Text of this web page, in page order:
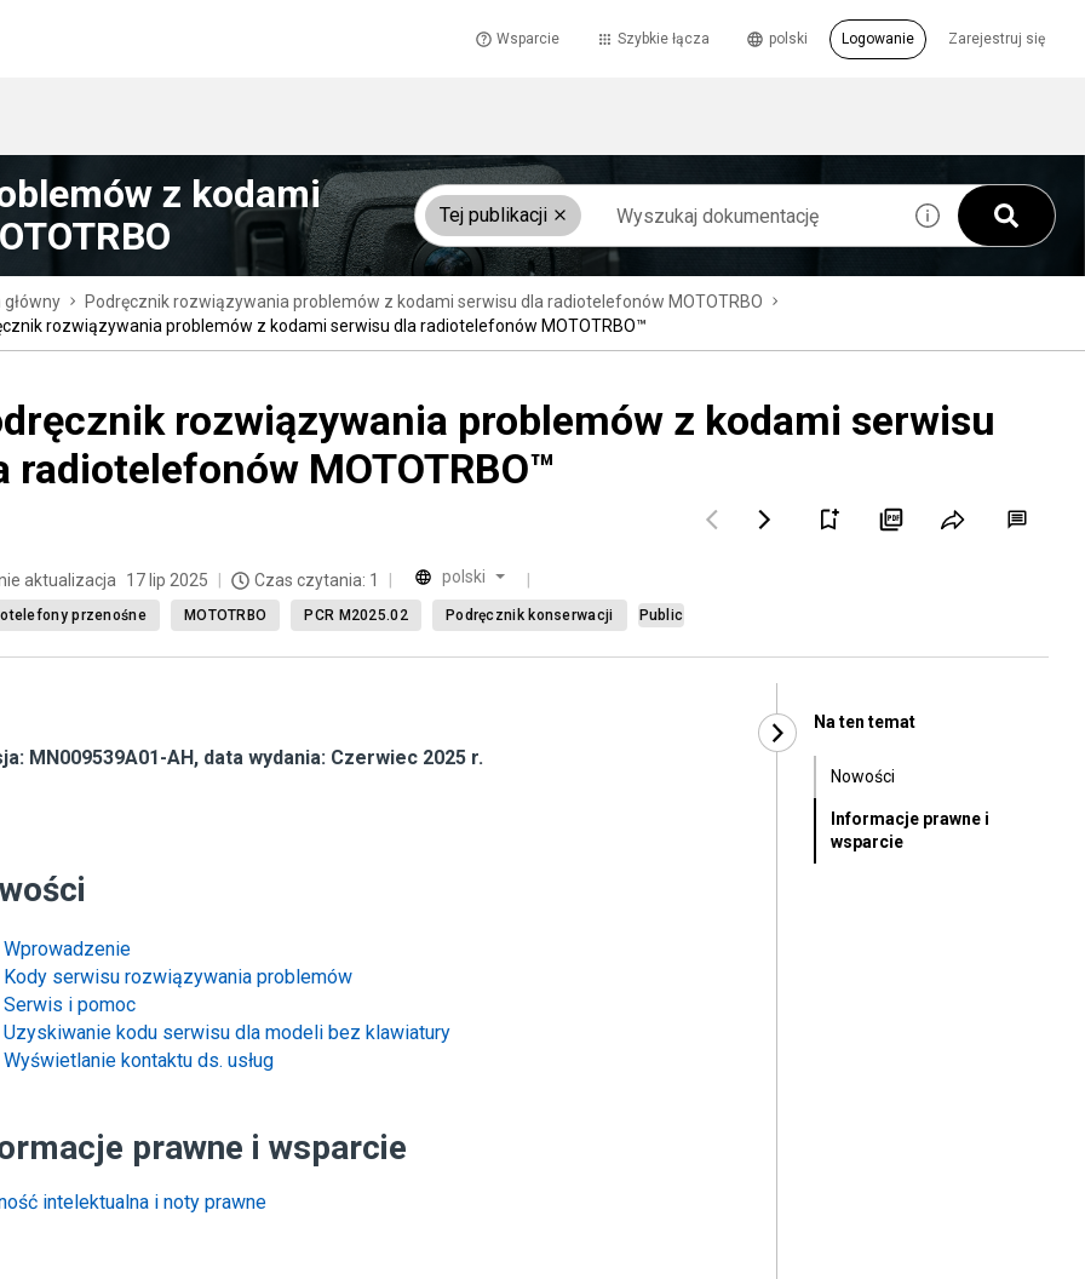
Wsparcie Szybkie łącza Zarejestruj się
polski Logowanie
z kodami
Tej publikacji
główny
Podręcznik rozwiązywania problemów z kodami serwisu dla radiotelefonów MOTOTRBO
rozwiązywania problemów z kodami serwisu dla radiotelefonów MOTOTRBO™
rozwiązywania problemów z kodami serwisu
radiotelefonów MOTOTRBO™
aktualizacja 17 lip 2025 Czas czytania: 1 polski
przenośne MOTOTRBO PCR M2025.02 Podręcznik konserwacji Public
MN009539A01-AH, data wydania: Czerwiec 2025 r.
Wprowadzenie
Kody serwisu rozwiązywania problemów
Serwis i pomoc
Uzyskiwanie kodu serwisu dla modeli bez klawiatury
Wyświetlanie kontaktu ds. usług
prawne i wsparcie
intelektualna i noty prawne
Na ten temat
Nowości
Informacje prawne i
wsparcie